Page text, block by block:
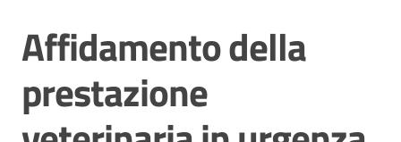
appaltanti
Salta al contenuto
Affidamento della
prestazione